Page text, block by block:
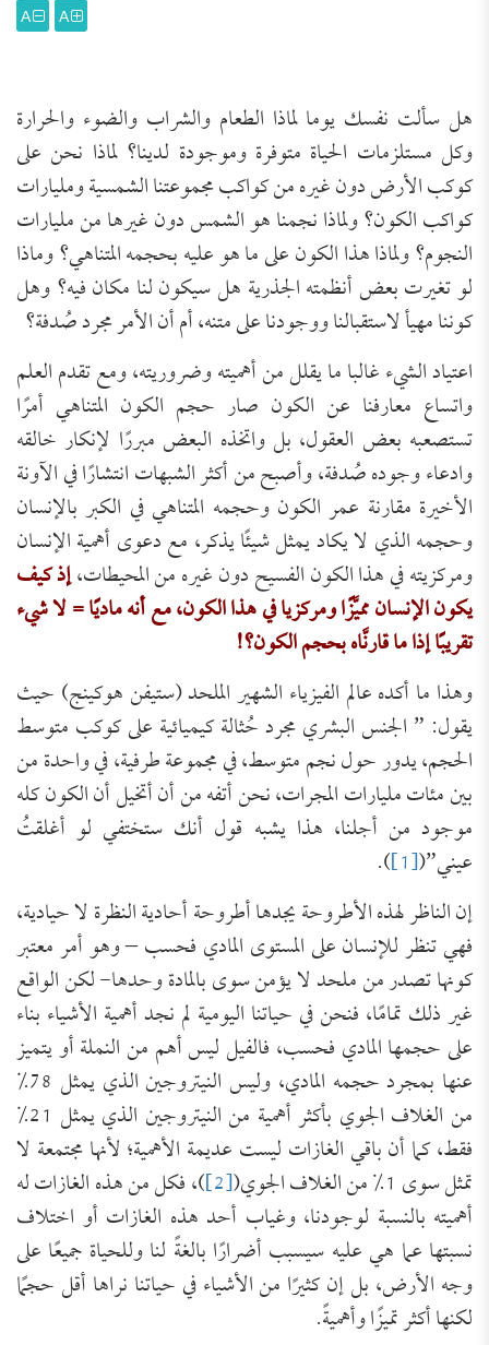
A
A
هل سألت نفسك يوما لماذا الطعام والشراب والضوء والحرارة
وكل مستلزمات الحياة متوفرة وموجودة لدينا؟ لماذا نحن على
كوكب الأرض دون غيره من كواكب مجموعتنا الشمسية ومليارات
كواكب الكون؟ ولماذا نجمنا هو الشمس دون غيرها من مليارات
النجوم؟ ولماذا هذا الكون على ما هو عليه بحجمه المتناهي؟ وماذا
لو تغيرت بعض أنظمته الجذرية هل سيكون لنا مكان فيه؟ وهل
كوننا مهيأ لاستقبالنا ووجودنا على متنه، أم أن الأمر مجرد صُدفة؟
اعتياد الشيء غالبا ما يقلل من أهميته وضروريته، ومع تقدم العلم
واتساع معارفنا عن الكون صار حجم الكون المتناهي أمرًا
تستصعبه بعض العقول، بل واتخذه البعض مبررًا لإنكار خالقه
وادعاء وجوده صُدفة، وأصبح من أكثر الشبهات انتشارًا في الآونة
الأخيرة مقارنة عمر الكون وحجمه المتناهي في الكبر بالإنسان
وحجمه الذي لا يكاد يمثل شيئًا يذكر، مع دعوى أهمية الإنسان
ومركزيته في هذا الكون الفسيح دون غيره من المحيطات،إذ كيف
يكون الإنسان مميَّزًا ومركزيا في هذا الكون، مع أنه ماديًا = لا شيء
تقريبًا إذا ما قارنَّاه بحجم الكون؟!
وهذا ما أكده عالم الفيزياء الشهير الملحد (ستيفن هوكينج) حيث
يقول: ” الجنس البشري مجرد حُثالة كيميائية على كوكب متوسط
الحجم، يدور حول نجم متوسط، في مجموعة طرفية، في واحدة من
بين مئات مليارات المجرات، نحن أتفه من أن أتخيل أن الكون كله
موجود من أجلنا، هذا يشبه قول أنك ستختفي لو أغلقتُ
عيني”([1]
).
إن الناظر لهذه الأطروحة يجدها أطروحة أحادية النظرة لا حيادية،
فهي تنظر للإنسان على المستوى المادي فحسب – وهو أمر معتبر
كونها تصدر من ملحد لا يؤمن سوى بالمادة وحدها- لكن الواقع
غير ذلك تمامًا، فنحن في حياتنا اليومية لم نجد أهمية الأشياء بناء
على حجمها المادي فحسب، فالفيل ليس أهم من النملة أو يتميز
عنها بمجرد حجمه المادي، وليس النيتروجين الذي يمثل 78%
من الغلاف الجوي بأكثر أهمية من النيتروجين الذي يمثل 21%
فقط، كما أن باقي الغازات ليست عديمة الأهمية؛ لأنها مجتمعة لا
تمثل سوى 1% من الغلاف الجوي( [2] )، فكل من هذه الغازات له
أهميته بالنسبة لوجودنا، وغياب أحد هذه الغازات أو اختلاف
نسبتها عما هي عليه سيسبب أضرارًا بالغةً لنا وللحياة جميعًا على
وجه الأرض، بل إن كثيرًا من الأشياء في حياتنا نراها أقل حجمًا
لكنها أكثر تميزًا وأهميةً.